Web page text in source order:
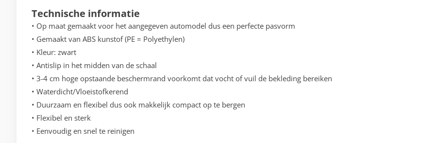
Technische informatie
• Op maat gemaakt voor het aangegeven automodel dus een perfecte pasvorm
• Gemaakt van ABS kunstof (PE = Polyethylen)
• Kleur: zwart
• Antislip in het midden van de schaal
• 3-4 cm hoge opstaande beschermrand voorkomt dat vocht of vuil de bekleding bereiken
• Waterdicht/Vloeistofkerend
• Duurzaam en flexibel dus ook makkelijk compact op te bergen
• Flexibel en sterk
• Eenvoudig en snel te reinigen